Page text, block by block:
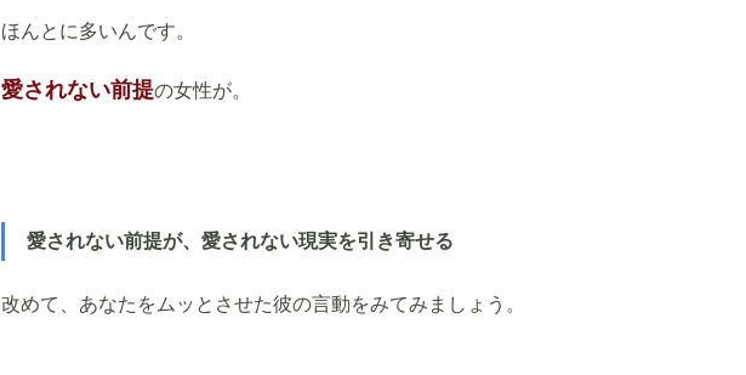
ほんとに多いんです。
愛されない前提の女性が。
愛されない前提が、愛されない現実を引き寄せる
改めて、あなたをムッとさせた彼の言動をみてみましょう。